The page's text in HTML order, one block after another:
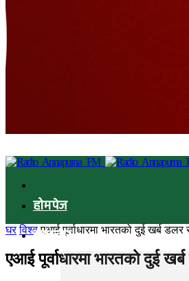
होमपेज
समाचार
घर विश्व एआई पूर्वाधारमा भारतको दुई खर्ब
एआई पूर्वाधारमा भारतको दुई